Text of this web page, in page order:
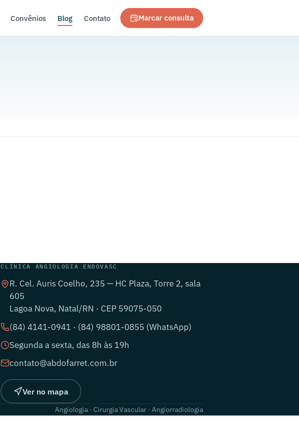
Convênios Blog Contato Marcar consulta
CLÍNICA ANGIOLOGIA ENDOVASC
R. Cel. Auris Coelho, 235 — HC Plaza, Torre 2, sala
605
Lagoa Nova, Natal/RN · CEP 59075-050
(84) 4141-0941 · (84) 98801-0855 (WhatsApp)
Segunda a sexta, das 8h às 19h
contato@abdofarret.com.br
Ver no mapa
Angiologia · Cirurgia Vascular · Angiorradiologia